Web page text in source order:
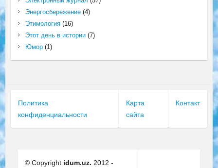
Энергосбережение(4)
Этимология(16)
Этот день в истории(7)
Юмор(1)
Политика
конфиденциальности
Карта
сайта
Контакт
© Copyright idum.uz. 2012 -